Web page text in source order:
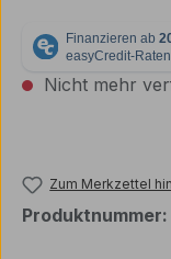
Nicht mehr
Zum Merkzettel
Produktnummer: